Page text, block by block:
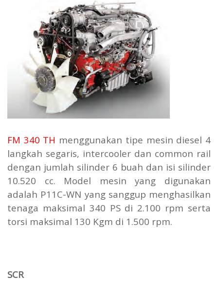
FM 340 TH menggunakan tipe mesin diesel 4
langkah segaris, intercooler dan common rail
dengan jumlah silinder 6 buah dan isi silinder
10.520 cc. Model mesin yang digunakan
adalah P11C-WN yang sanggup menghasilkan
tenaga maksimal 340 PS di 2.100 rpm serta
torsi maksimal 130 Kgm di 1.500 rpm.
SCR